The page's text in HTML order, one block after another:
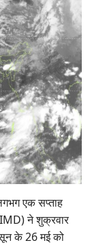
एक सप्ताह
ने शुक्रवार
के 26 मई को